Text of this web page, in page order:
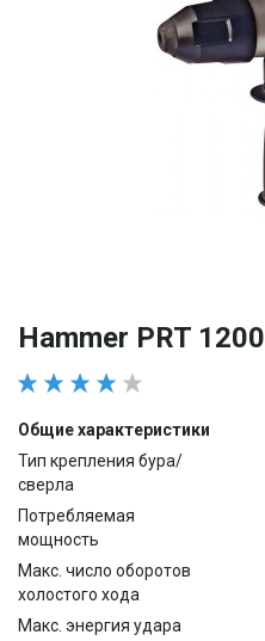
Hammer PRT 1200
Общие характеристики
Тип крепления бура/
сверла
Потребляемая
мощность
Макс. число оборотов
холостого хода
Макс. энергия удара